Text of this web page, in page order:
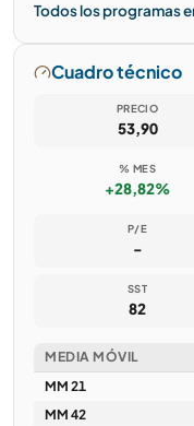
Todos los programas
Cuadro técnico
PRECIO
53,90
% MES
+28,82%
P/E
-
SST
82
MEDIA MÓVIL
MM 21
MM 42